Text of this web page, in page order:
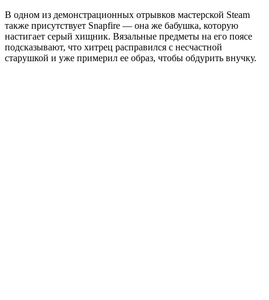
В одном из демонстрационных отрывков мастерской Steam
также присутствует Snapfire — она же бабушка, которую
настигает серый хищник. Вязальные предметы на его поясе
подсказывают, что хитрец расправился с несчастной
старушкой и уже примерил ее образ, чтобы обдурить внучку.